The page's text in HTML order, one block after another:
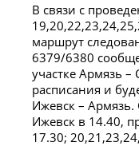
В связи с
маршрут
6379/6380
участке Армязь –
расписания и
Ижевск – Армязь.
Ижевск в 14.40,
17.30;